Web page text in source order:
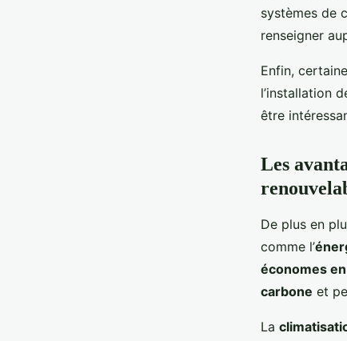
systèmes de
renseigner
Enfin,
l’installation
être
Les
De plus en
comme l’
économes
carbone et
La